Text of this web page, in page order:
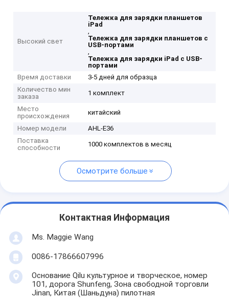
Высокий свет
Тележка для зарядки планшетов
iPad
,
Тележка для зарядки планшетов с
USB-портами
,
Тележка для зарядки iPad с USB-
портами
Время доставки
3-5 дней для образца
Количество мин
заказа
1 комплект
Место
происхождения
китайский
Номер модели
AHL-E36
Поставка
способности
1000 комплектов в месяц
Осмотрите больше
Контактная Информация
Ms. Maggie Wang
0086-17866607996
Основание Qilu культурное и творческое, номер
101, дорога Shunfeng, Зона свободной торговли
Jinan, Китая (Шаньдуна) пилотная